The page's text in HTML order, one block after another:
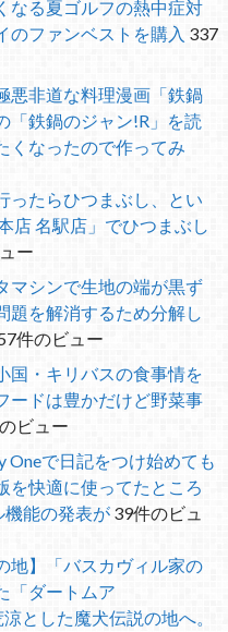
なる夏ゴルフの熱中症対
のファンベストを購入 337
悪非道な料理漫画「鉄鍋
「鉄鍋のジャン!R」を読
くなったので作ってみ
ったらひつまぶし、とい
店 名駅店」でひつまぶし
ー
マシンで生地の端が黒ず
題を解消するため分解し
件のビュー
国・キリバスの食事情を
ドは豊かだけど野菜事
ビュー
Oneで日記をつけ始めても
快適に使ってたところ
機能の発表が 39件のビュ
地】「バスカヴィル家の
「ダートムア
とした魔犬伝説の地へ。